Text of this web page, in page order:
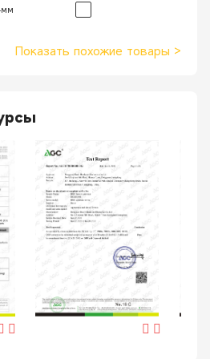
Показать похожие товары >